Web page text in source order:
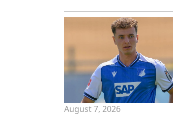
August 7, 2026